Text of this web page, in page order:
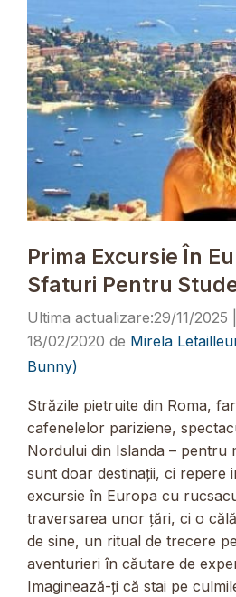
Prima Excursie În
Sfaturi Pentru
29/11/2025
18/02/2020 de Mirela
Bunny)
Străzile pietruite din Roma,
cafenelelor pariziene,
Nordului din Islanda – pentru
sunt doar destinații, ci repere
excursie în Europa cu
traversarea unor țări, ci o
de sine, un ritual de trecere
aventurieri în căutare de
Imaginează-ți că stai pe